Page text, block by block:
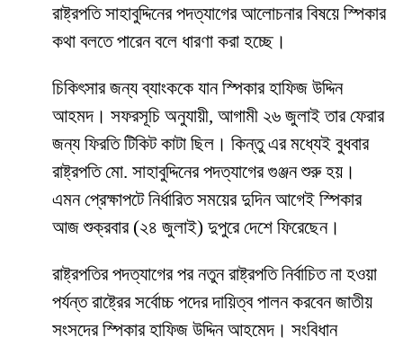
রাষ্ট্রপতি সাহাবুদ্দিনের পদত্যাগের আলোচনার বিষয়ে স্পিকার
কথা বলতে পারেন বলে ধারণা করা হচ্ছে।
চিকিৎসার জন্য ব্যাংককে যান স্পিকার হাফিজ উদ্দিন
আহমদ। সফরসূচি অনুযায়ী, আগামী ২৬ জুলাই তার ফেরার
জন্য ফিরতি টিকিট কাটা ছিল। কিন্তু এর মধ্যেই বুধবার
রাষ্ট্রপতি মো. সাহাবুদ্দিনের পদত্যাগের গুঞ্জন শুরু হয়।
এমন প্রেক্ষাপটে নির্ধারিত সময়ের দুদিন আগেই স্পিকার
আজ শুক্রবার (২৪ জুলাই) দুপুরে দেশে ফিরেছেন।
রাষ্ট্রপতির পদত্যাগের পর নতুন রাষ্ট্রপতি নির্বাচিত না হওয়া
পর্যন্ত রাষ্ট্রের সর্বোচ্চ পদের দায়িত্ব পালন করবেন জাতীয়
সংসদের স্পিকার হাফিজ উদ্দিন আহমেদ। সংবিধান